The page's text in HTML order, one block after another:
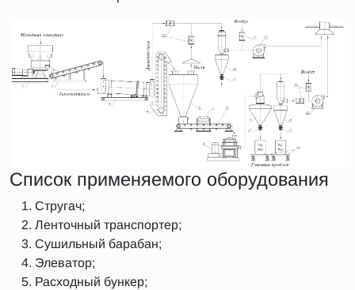
Список применяемого оборудования
Стругач;
Ленточный транспортер;
Сушильный барабан;
Элеватор;
Расходный бункер;